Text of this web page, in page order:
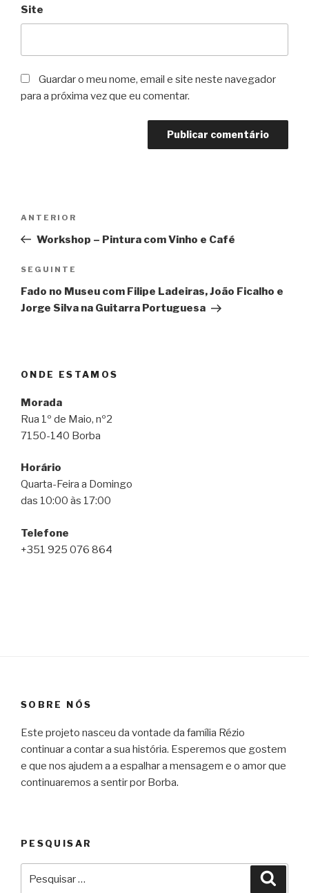
Site
Guardar o meu nome, email e site neste navegador
para a próxima vez que eu comentar.
artigos
Conteúdo
anterior
ANTERIOR
Workshop – Pintura com Vinho e Café
Conteúdo
seguinte
SEGUINTE
Fado no Museu com Filipe Ladeiras, João Ficalho e
Jorge Silva na Guitarra Portuguesa
ONDE ESTAMOS
Morada
Rua 1º de Maio, nº2
7150-140 Borba
Horário
Quarta-Feira a Domingo
das 10:00 às 17:00
Telefone
+351 925 076 864
SOBRE NÓS
Este projeto nasceu da vontade da família Rézio
continuar a contar a sua história. Esperemos que gostem
e que nos ajudem a a espalhar a mensagem e o amor que
continuaremos a sentir por Borba.
PESQUISAR